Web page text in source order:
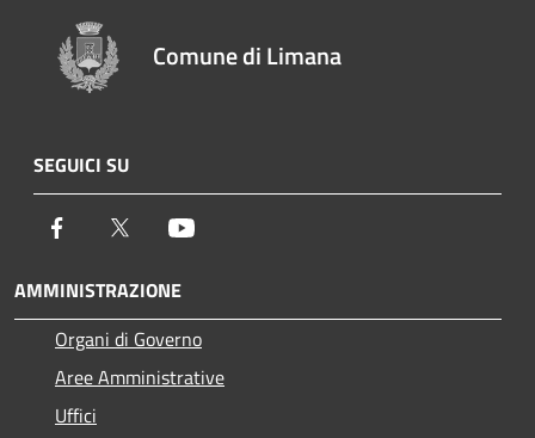
Comune di Limana
SEGUICI SU
Facebook Twitter
AMMINISTRAZIONE
Organi di Governo
Aree Amministrative
Uffici